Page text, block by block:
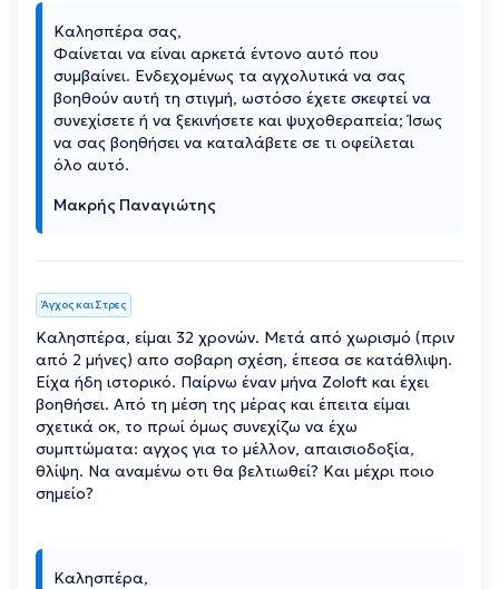
Καλησπέρα σας,
Φαίνεται να είναι αρκετά έντονο αυτό που
συμβαίνει. Ενδεχομένως τα αγχολυτικά να σας
βοηθούν αυτή τη στιγμή, ωστόσο έχετε σκεφτεί να
συνεχίσετε ή να ξεκινήσετε και ψυχοθεραπεία; Ίσως
να σας βοηθήσει να καταλάβετε σε τι οφείλεται
όλο αυτό.
Μακρής Παναγιώτης
Άγχος και Στρες
Καλησπέρα, είμαι 32 χρονών. Μετά από χωρισμό (πριν
από 2 μήνες) απο σοβαρη σχέση, έπεσα σε κατάθλιψη.
Είχα ήδη ιστορικό. Παίρνω έναν μήνα Zoloft και έχει
βοηθήσει. Από τη μέση της μέρας και έπειτα είμαι
σχετικά οκ, το πρωί όμως συνεχίζω να έχω
συμπτώματα: αγχος για το μέλλον, απαισιοδοξία,
θλίψη. Να αναμένω οτι θα βελτιωθεί? Και μέχρι ποιο
σημείο?
Καλησπέρα,